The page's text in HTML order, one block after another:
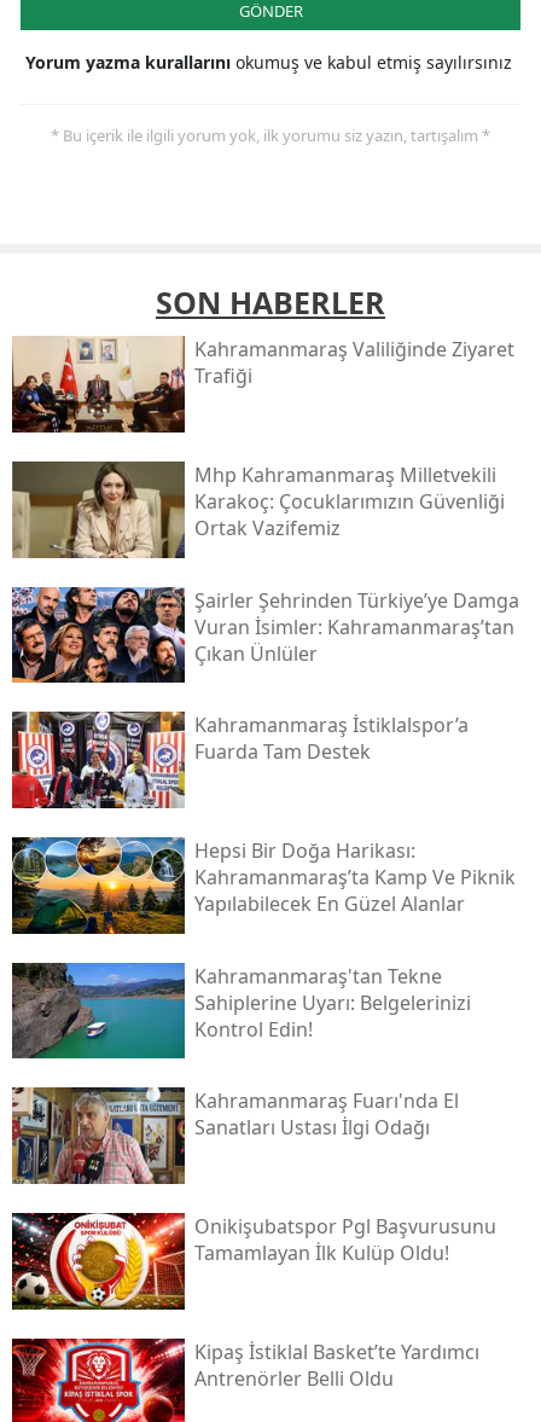
GÖNDER
Yorum yazma kurallarını okumuş ve kabul etmiş sayılırsınız
* Bu içerik ile ilgili yorum yok, ilk yorumu siz yazın, tartışalım *
SON HABERLER
Kahramanmaraş Valiliğinde Ziyaret
Trafiği
Mhp Kahramanmaraş Milletvekili
Karakoç: Çocuklarımızın Güvenliği
Ortak Vazifemiz
Şairler Şehrinden Türkiye’ye Damga
Vuran İsimler: Kahramanmaraş’tan
Çıkan Ünlüler
Kahramanmaraş İstiklalspor’a
Fuarda Tam Destek
Hepsi Bir Doğa Harikası:
Kahramanmaraş’ta Kamp Ve Piknik
Yapılabilecek En Güzel Alanlar
Kahramanmaraş'tan Tekne
Sahiplerine Uyarı: Belgelerinizi
Kontrol Edin!
Kahramanmaraş Fuarı'nda El
Sanatları Ustası İlgi Odağı
Onikişubatspor Pgl Başvurusunu
Tamamlayan İlk Kulüp Oldu!
Kipaş İstiklal Basket’te Yardımcı
Antrenörler Belli Oldu